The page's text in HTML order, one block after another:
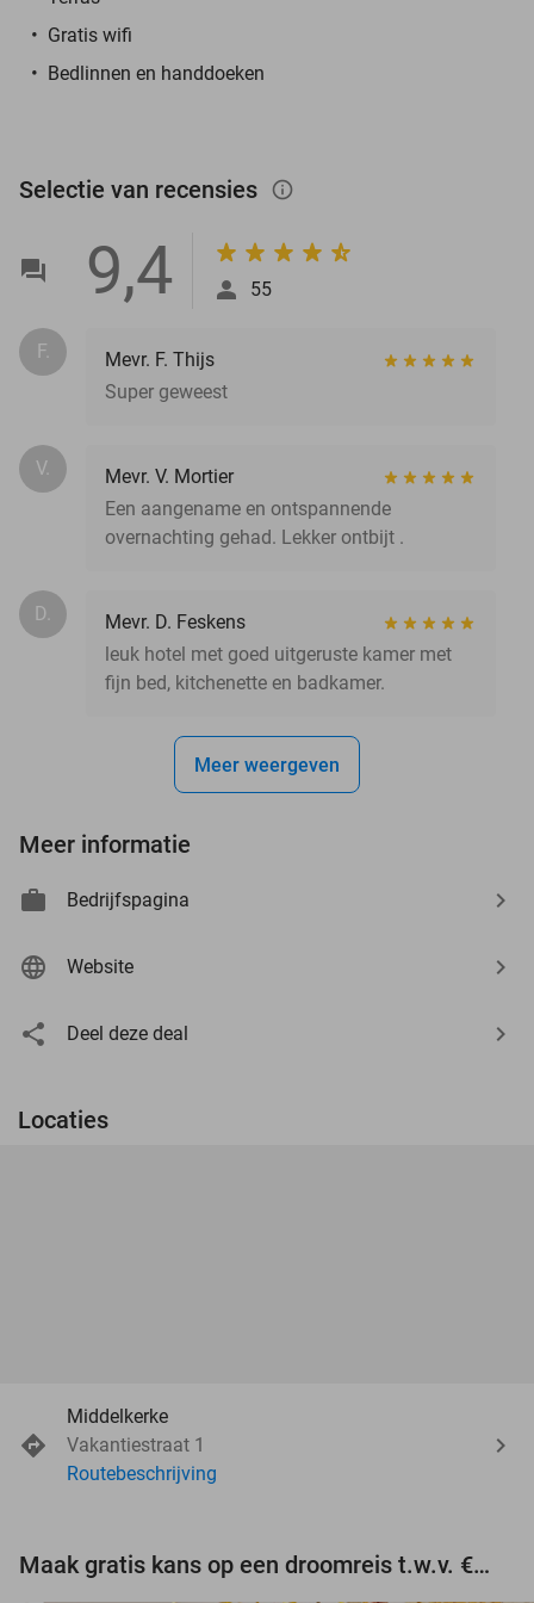
Gratis wifi
Bedlinnen en handdoeken
Selectie van recensies info_outlined
9,4 55
F.
Mevr. F. Thijs
Super geweest
V.
Mevr. V. Mortier
Een aangename en ontspannende
overnachting gehad. Lekker ontbijt .
D.
Mevr. D. Feskens
leuk hotel met goed uitgeruste kamer met
fijn bed, kitchenette en badkamer.
Meer weergeven
Meer informatie
Bedrijfspagina
Website
Deel deze deal
Locaties
Middelkerke
Vakantiestraat 1
Routebeschrijving
Maak gratis kans op een droomreis t.w.v. €3.000!